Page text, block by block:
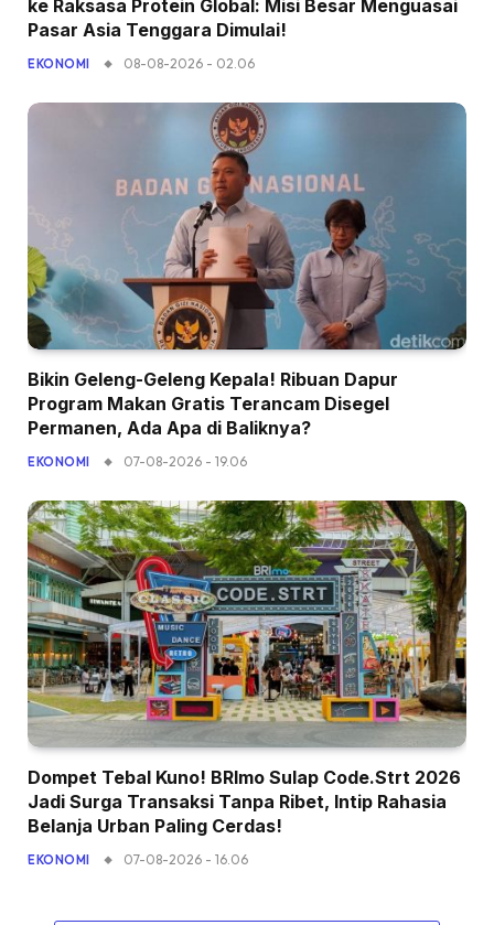
ke Raksasa Protein Global: Misi Besar Menguasai
Pasar Asia Tenggara Dimulai!
EKONOMI 08-08-2026 - 02.06
Bikin Geleng-Geleng Kepala! Ribuan Dapur
Program Makan Gratis Terancam Disegel
Permanen, Ada Apa di Baliknya?
EKONOMI 07-08-2026 - 19.06
Dompet Tebal Kuno! BRImo Sulap Code.Strt 2026
Jadi Surga Transaksi Tanpa Ribet, Intip Rahasia
Belanja Urban Paling Cerdas!
EKONOMI 07-08-2026 - 16.06